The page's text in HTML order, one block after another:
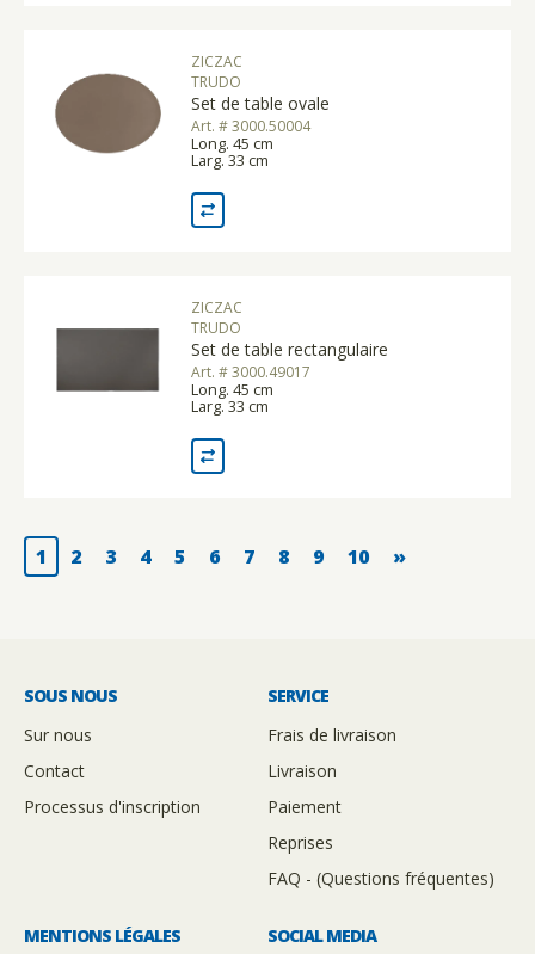
ZICZAC
TRUDO
Set de table ovale
Art. # 3000.50004
Long. 45 cm
Larg. 33 cm
ZICZAC
TRUDO
Set de table rectangulaire
Art. # 3000.49017
Long. 45 cm
Larg. 33 cm
1 2 3 4 5 6 7 8 9 10 »
SOUS NOUS
Sur nous
Contact
Processus d'inscription
SERVICE
Frais de livraison
Livraison
Paiement
Reprises
FAQ - (Questions fréquentes)
MENTIONS LÉGALES SOCIAL MEDIA